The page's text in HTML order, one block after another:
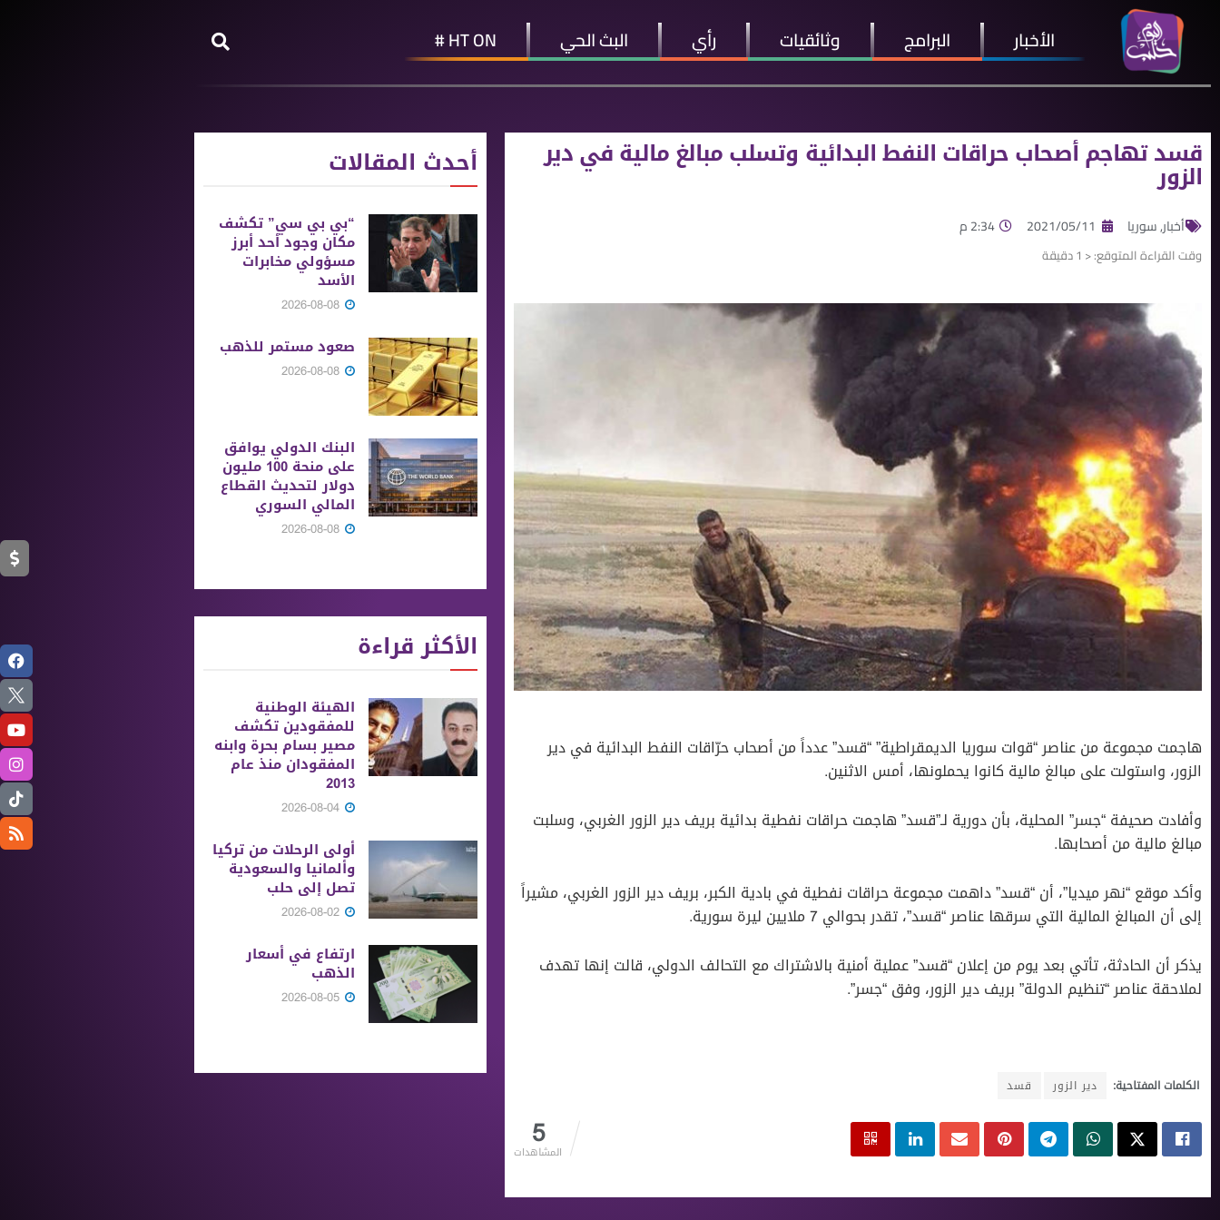
الأخبار البرامج وثائقيات رأي البث الحي HT ON #
قسد تهاجم أصحاب حراقات النفط البدائية وتسلب مبالغ مالية في دير
الزور
أخبار,سوريا 2021/05/11 2:34 م
وقت القراءة المتوقع:< 1 دقيقة
هاجمت مجموعة من عناصر “قوات سوريا الديمقراطية” “قسد” عدداً من أصحاب حرّاقات النفط البدائية في دير
الزور، واستولت على مبالغ مالية كانوا يحملونها، أمس الاثنين.
وأفادت صحيفة “جسر” المحلية، بأن دورية لـ”قسد” هاجمت حراقات نفطية بدائية بريف دير الزور الغربي، وسلبت
مبالغ مالية من أصحابها.
وأكد موقع “نهر ميديا”، أن “قسد” داهمت مجموعة حراقات نفطية في بادية الكبر، بريف دير الزور الغربي، مشيراً
إلى أن المبالغ المالية التي سرقها عناصر “قسد”، تقدر بحوالي 7 ملايين ليرة سورية.
يذكر أن الحادثة، تأتي بعد يوم من إعلان “قسد” عملية أمنية بالاشتراك مع التحالف الدولي، قالت إنها تهدف
لملاحقة عناصر “تنظيم الدولة” بريف دير الزور، وفق “جسر”.
الكلمات المفتاحية: دير الزور قسد
5
المشاهدات
أحدث المقالات
“بي بي سي” تكشف
مكان وجود أحد أبرز
مسؤولي مخابرات
الأسد
صعود مستمر للذهب
البنك الدولي يوافق
على منحة 100 مليون
دولار لتحديث القطاع
المالي السوري
الأكثر قراءة
الهيئة الوطنية
للمفقودين تكشف
مصير بسام بحرة وابنه
المفقودان منذ عام
2013
أولى الرحلات من ‏تركيا
وألمانيا والسعودية
تصل إلى حلب
ارتفاع في أسعار
الذهب